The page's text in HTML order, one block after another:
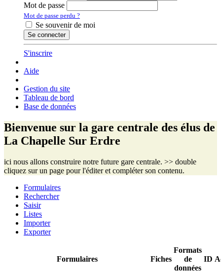
Mot de passe
Mot de passe perdu ?
Se souvenir de moi
S'inscrire
Aide
Gestion du site
Tableau de bord
Base de données
Bienvenue sur la gare centrale des élus de
La Chapelle Sur Erdre
ici nous allons construire notre future gare centrale. >> double
cliquez sur un page pour l'éditer et compléter son contenu.
Formulaires
Rechercher
Saisir
Listes
Importer
Exporter
Formulaires Fiches
Formats
de
données
ID